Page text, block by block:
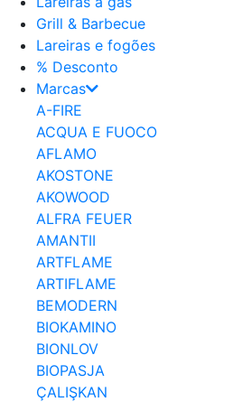
Grill & Barbecue
Lareiras e fogões
% Desconto
Marcas
A-FIRE
ACQUA E FUOCO
AFLAMO
AKOSTONE
AKOWOOD
ALFRA FEUER
AMANTII
ARTFLAME
ARTIFLAME
BEMODERN
BIOKAMINO
BIONLOV
BIOPASJA
ÇALIŞKAN